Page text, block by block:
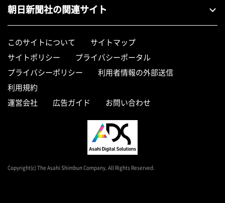
朝日新聞社の関連サイト
このサイトについて
サイトマップ
サイトポリシー
プライバシーポータル
プライバシーポリシー
利用者情報の外部送信
利用規約
運営会社
広告ガイド お問い合わせ
Copyright(c) The Asahi Shimbun Company. All Rights Reserved.